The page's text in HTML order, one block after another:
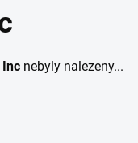
Inc nebyly nalezeny...